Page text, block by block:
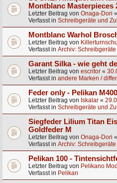
Montblanc Masterpieces
Letzter Beitrag von Onaga-Dori «
Verfasst in Schreibgeräte und
Montblanc Warhol
Letzter Beitrag von
Verfasst in Archiv:
Garant Silka - wie geht
Letzter Beitrag von escritor «
Verfasst in andere Marken /
Feder only - Pelikan
Letzter Beitrag von Iskalar «
Verfasst in Schreibgeräte und
Siegfeder Lilium Titan
Goldfeder M
Letzter Beitrag von Onaga-Dori «
Verfasst in Archiv:
Pelikan 100 -
Letzter Beitrag von Pelikano
Verfasst in Pelikan